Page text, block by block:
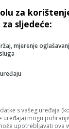
terorizam”
objavio prizore s
za
sljedeće:
mjerenje
s vašeg uređaja
mogu
upotrebljavati ova